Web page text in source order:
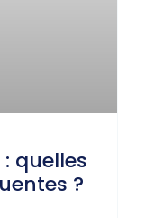
quelles
?